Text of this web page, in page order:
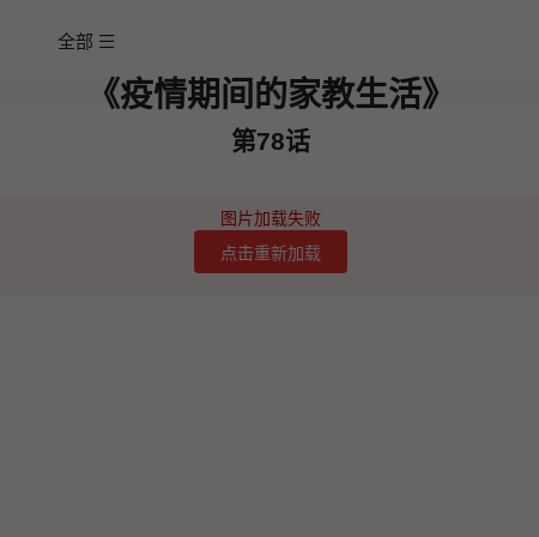
全部
《疫情期间的家教生活》
第78话
图片加载失败
点击重新加载